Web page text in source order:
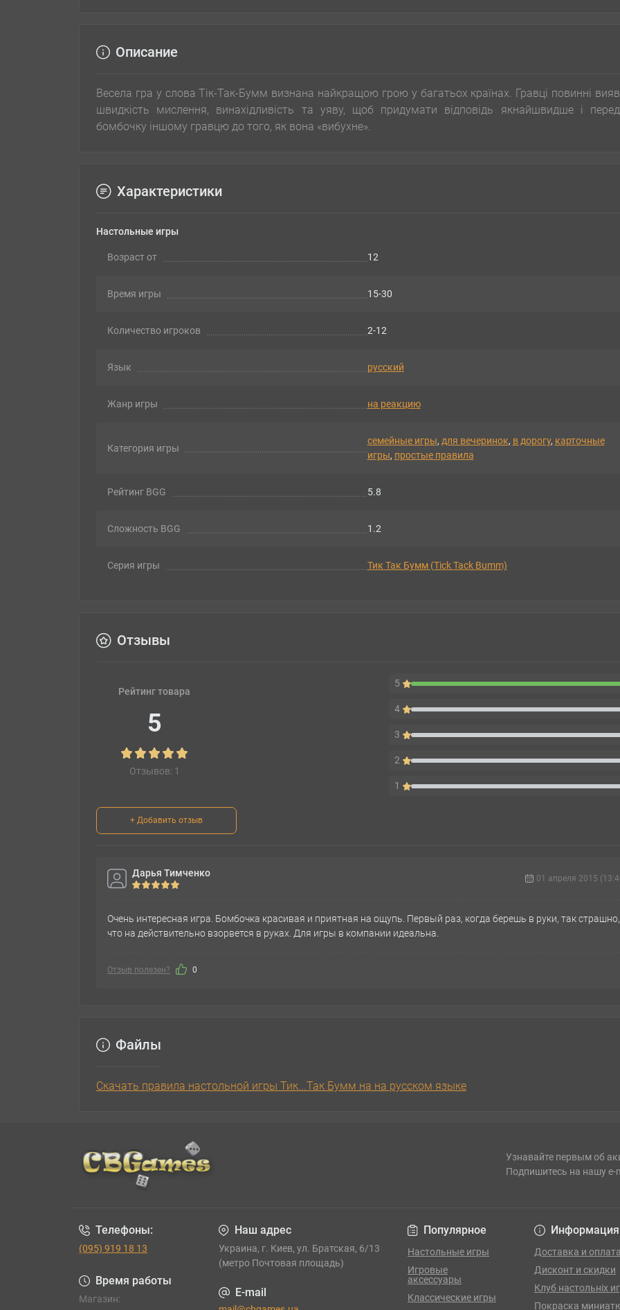
Описание
Весела гра у слова Тік-Так-Бумм визнана найкращою грою у багатьох країнах. Гравці повинні
швидкість мислення, винахідливість та уяву, щоб придумати відповідь якнайшвидше і
бомбочку іншому гравцю до того, як вона «вибухне».
Характеристики
Настольные игры
Возраст от 12
Время игры 15-30
Количество игроков 2-12
Язык русский
Жанр игры на реакцию
Категория игры
семейные игры, для вечеринок, в дорогу, карточные
игры, простые правила
Рейтинг BGG 5.8
Сложность BGG 1.2
Серия игры Тик Так Бумм (Tick Tack Bumm)
Отзывы
Рейтинг товара
5
Отзывов: 1
5
4
3
2
1
+ Добавить отзыв
Дарья Тимченко 01 апреля 2015
Очень интересная игра. Бомбочка красивая и приятная на ощупь. Первый раз, когда берешь в руки, так страшно,
что на действительно взорвется в руках. Для игры в компании идеальна.
Отзыв полезен? 0
Файлы
Скачать правила настольной игры Тик...Так Бумм на на русском языке
Узнавайте первым об
Подпишитесь на нашу e-
Телефоны:
(095) 919 18 13
Время работы
Магазин:
Наш адрес
Украина, г. Киев, ул. Братская, 6/13
(метро Почтовая площадь)
E-mail
Популярное
Настольные игры
Игровые
аксессуары
Классические игры
Информация
Доставка и
Дисконт и скидки
Клуб настольніх
Покраска